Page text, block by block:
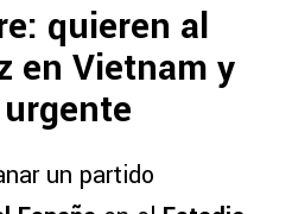
quieren al
en Vietnam y
un partido